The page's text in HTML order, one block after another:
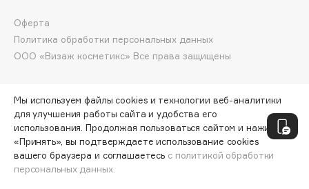
DP Daily Perfection
Dr. Vranjes Firenze
Dr.Althea
Dr.Jart+
DSD de Luxe
Dyson
ДОБАВИТЬ В КОРЗИНУ
ООО «Визаж косметикс» Все права защищены
Оферта
Политика обработки персональных данных
Мы используем файлы cookies и технологии веб-аналитики
для улучшения работы сайта и удобства его
использования. Продолжая пользоваться сайтом и нажимая
«Принять», вы подтверждаете использование cookies
вашего браузера и соглашаетесь с политикой обработки
персональных данных.